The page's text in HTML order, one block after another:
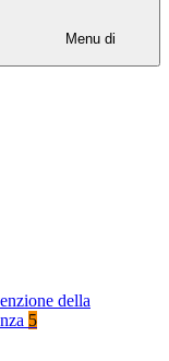
Menu di
della
5